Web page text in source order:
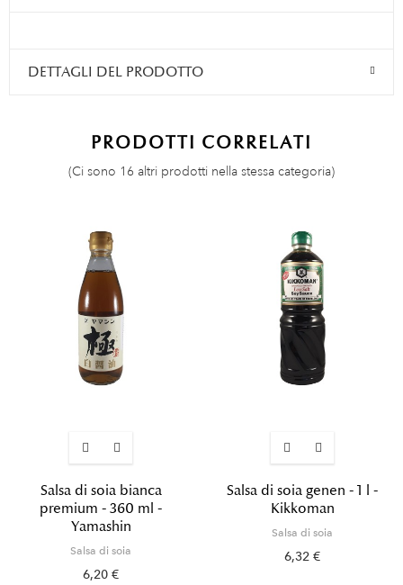
DETTAGLI DEL PRODOTTO
PRODOTTI CORRELATI
(Ci sono 16 altri prodotti nella stessa categoria)
Salsa di soia bianca
premium - 360 ml -
Yamashin
Salsa di soia
6,20 €
Salsa di soia genen - 1 l -
Kikkoman
Salsa di soia
6,32 €